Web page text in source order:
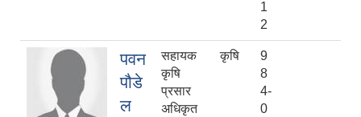
1
2
पवन
पौडे
ल
सहायक
कृषि
प्रसार
अधिकृत
कृषि
9
8
4-
0